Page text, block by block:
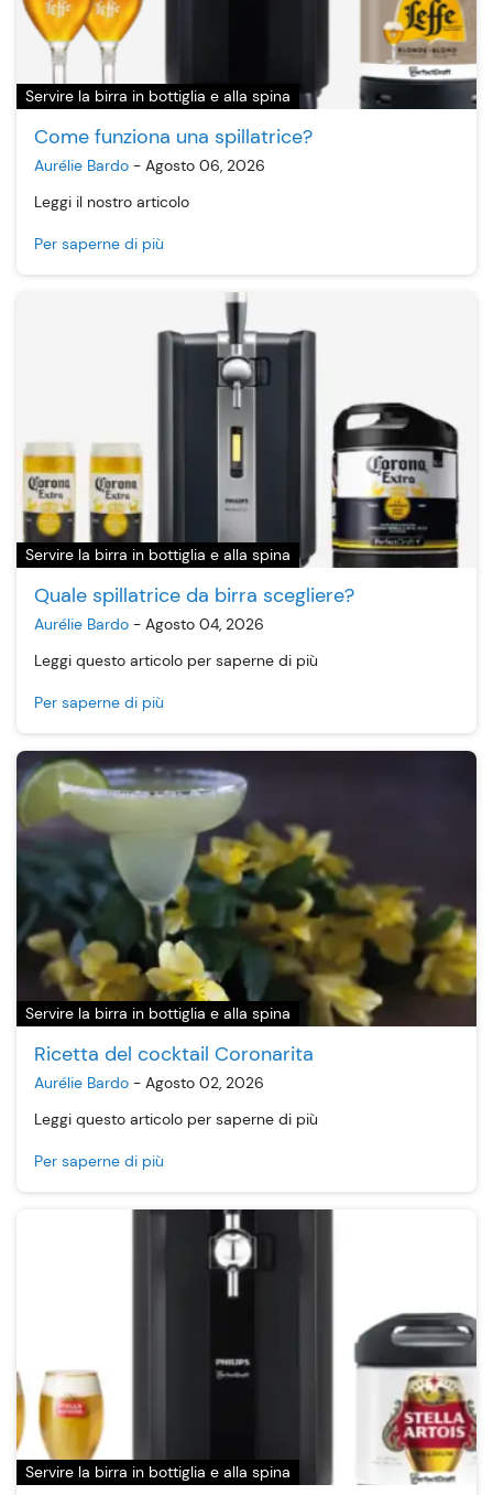
Servire la birra in bottiglia e alla spina
Come funziona una spillatrice?
Aurélie Bardo - Agosto 06, 2026
Leggi il nostro articolo
Per saperne di più
Servire la birra in bottiglia e alla spina
Quale spillatrice da birra scegliere?
Aurélie Bardo - Agosto 04, 2026
Leggi questo articolo per saperne di più
Per saperne di più
Servire la birra in bottiglia e alla spina
Ricetta del cocktail Coronarita
Aurélie Bardo - Agosto 02, 2026
Leggi questo articolo per saperne di più
Per saperne di più
Servire la birra in bottiglia e alla spina